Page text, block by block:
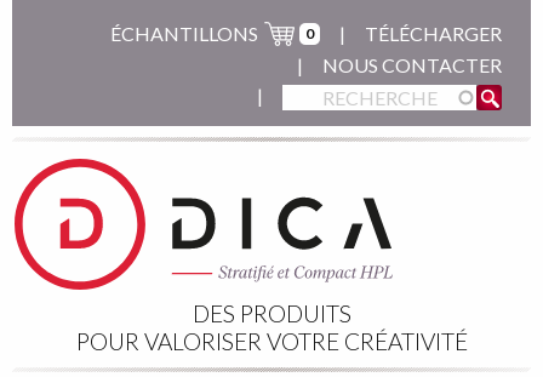
ÉCHANTILLONS 0
TÉLÉCHARGER
NOUS CONTACTER
DES PRODUITS
POUR VALORISER VOTRE CRÉATIVITÉ